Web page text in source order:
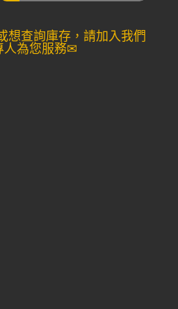
想查詢庫存，請加入我們
人為您服務✉